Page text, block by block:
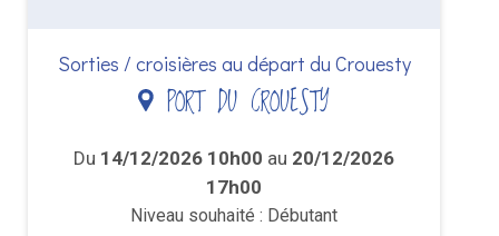
Sorties / croisières au départ du Crouesty
PORT DU CROUESTY
Du 14/12/2026 10h00 au 20/12/2026
17h00
Niveau souhaité : Débutant